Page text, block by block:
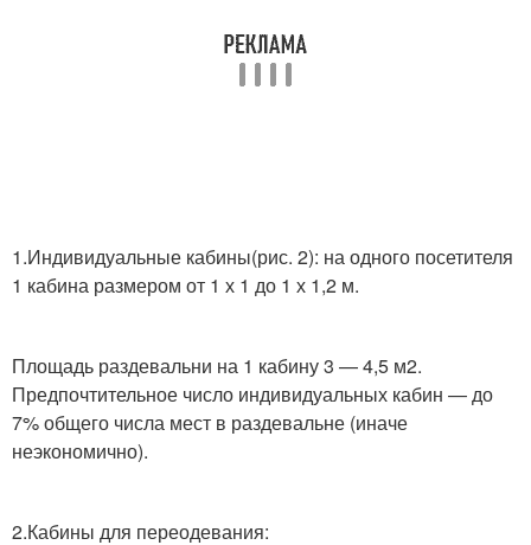
1.Индивидуальные кабины(рис. 2): на одного посетителя
1 кабина размером от 1 х 1 до 1 х 1,2 м.
Площадь раздевальни на 1 кабину 3 — 4,5 м2.
Предпочтительное число индивидуальных кабин — до
7% общего числа мест в раздевальне (иначе
неэкономично).
2.Кабины для переодевания: